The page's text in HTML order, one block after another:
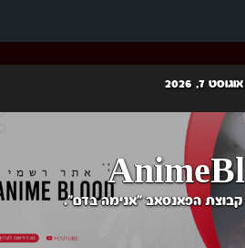
אוגוסט 7, 2026
הפאנסאב "אנימה בדם".